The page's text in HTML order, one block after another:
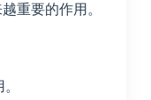
重要的作用。